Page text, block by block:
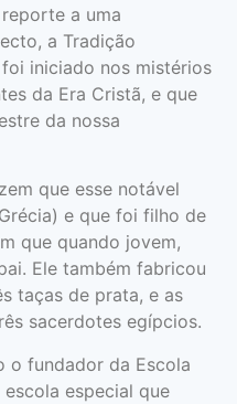
a uma
a Tradição
iniciado nos mistérios
da Era Cristã, e que
da nossa
que esse notável
e que foi filho de
que quando jovem,
Ele também fabricou
taças de prata, e as
sacerdotes egípcios.
o fundador da Escola
especial que